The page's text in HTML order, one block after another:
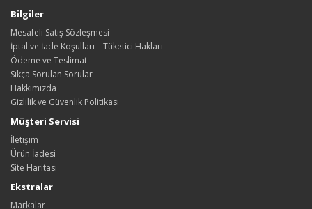
Bilgiler
Mesafeli Satış Sözleşmesi
İptal ve İade Koşulları – Tüketici Hakları
Ödeme ve Teslimat
Sıkça Sorulan Sorular
Hakkımızda
Gizlilik ve Güvenlik Politikası
Müşteri Servisi
İletişim
Ürün İadesi
Site Haritası
Ekstralar
Markalar